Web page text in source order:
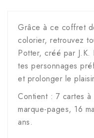
Grâce à ce coffret
colorier, retrouvez
Potter, créé par
tes personnages
et prolonger le
Contient : 7 cartes
marque-pages, 16
ans.